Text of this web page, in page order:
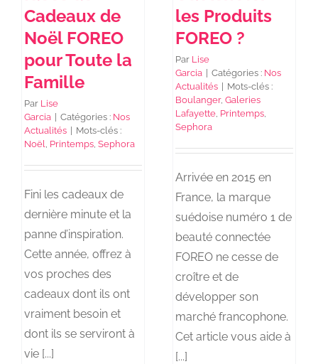
Cadeaux de
Noël FOREO
pour Toute la
Famille
Par Lise
Garcia | Catégories : Nos
Actualités | Mots-clés :
Noël Printemps ,Sephora
Fini les cadeaux de
dernière minute et la
panne d’inspiration.
Cette année, offrez à
vos proches des
cadeaux dont ils ont
vraiment besoin et
dont ils se serviront à
vie [...]
les Produits
FOREO ?
Par Lise
Garcia | Catégories : Nos
Actualités | Mots-clés :
Boulanger,Galeries
Lafayette Printemps
Sephora
Arrivée en 2015 en
France, la marque
suédoise numéro 1 de
beauté connectée
FOREO ne cesse de
croître et de
développer son
marché francophone.
Cet article vous aide à
[...]